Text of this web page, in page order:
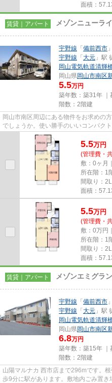
面積：
賃貸｜アパート メゾンニューラ
宇野線 「 備前西市
宇野線 「 大元 」駅
岡山電気軌道清輝
岡山県岡山市南区
5.5万円
築年数：築31年 ｜
階数：2階建
岡山市南区周辺にある物件をお求めの
でしょうか。使い勝手のいいコンパク
件はいかがでしょうか？多種...
5.5万円
(管理費・
敷：0ヶ月
所在階：1
間取り：
面積：
5.5万円
(管理費・
敷：0万円
所在階：1
間取り：
面積：
賃貸｜アパート メゾンエミグラ
宇野線 「 備前西市
宇野線 「 大元 」駅
岡山電気軌道清輝
岡山県岡山市南区
6.8万円
築年数：築15年 ｜
階数：2階建
山陽マルナカ 西市店まで296mです。
歩9分に駅があります。敷地内ごみ置